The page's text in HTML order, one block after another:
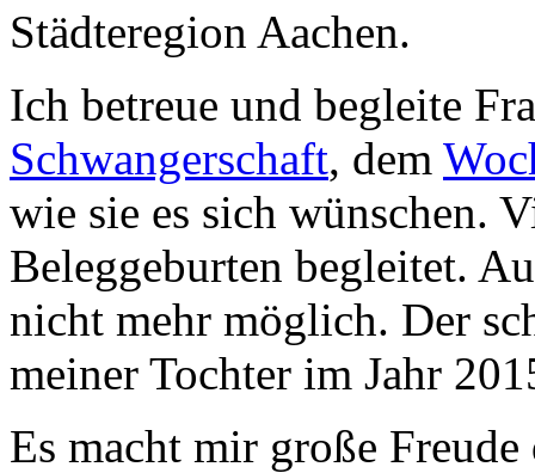
Städteregion Aachen.
Ich betreue und begleite
Schwangerschaft, dem
wie sie es sich wünschen.
Beleggeburten begleitet.
nicht mehr möglich. Der
meiner Tochter im Jahr
Es macht mir große